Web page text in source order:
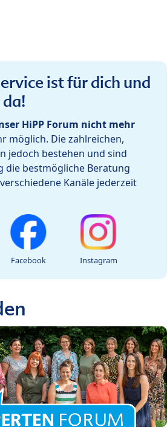
ist für dich und
HiPP Forum nicht mehr
möglich. Die zahlreichen,
jedoch bestehen und sind
bestmögliche Beratung
Kanäle jederzeit
Facebook Instagram